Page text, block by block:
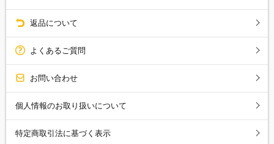
返品について
よくあるご質問
お問い合わせ
個人情報のお取り扱いについて
特定商取引法に基づく表示